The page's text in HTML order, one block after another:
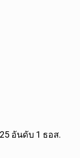
อันดับ 1 ธอส.